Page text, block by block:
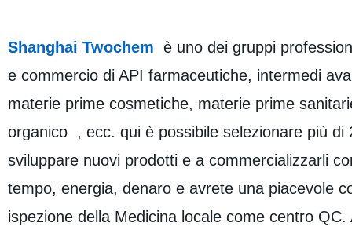
Shanghai Twochem è uno dei gruppi
e commercio di API farmaceutiche, intermedi
materie prime cosmetiche, materie prime
organico , ecc. qui è possibile selezionare più
sviluppare nuovi prodotti e a commercializzarli
tempo, energia, denaro e avrete una piacevole
ispezione della Medicina locale come centro